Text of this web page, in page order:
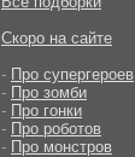
Скоро на сайте
- Про супергероев
- Про зомби
- Про гонки
- Про роботов
- Про монстров